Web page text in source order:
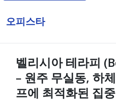
오피스타
벨리시아 테라피
– 원주 무실동, 하
프에 최적화된 집